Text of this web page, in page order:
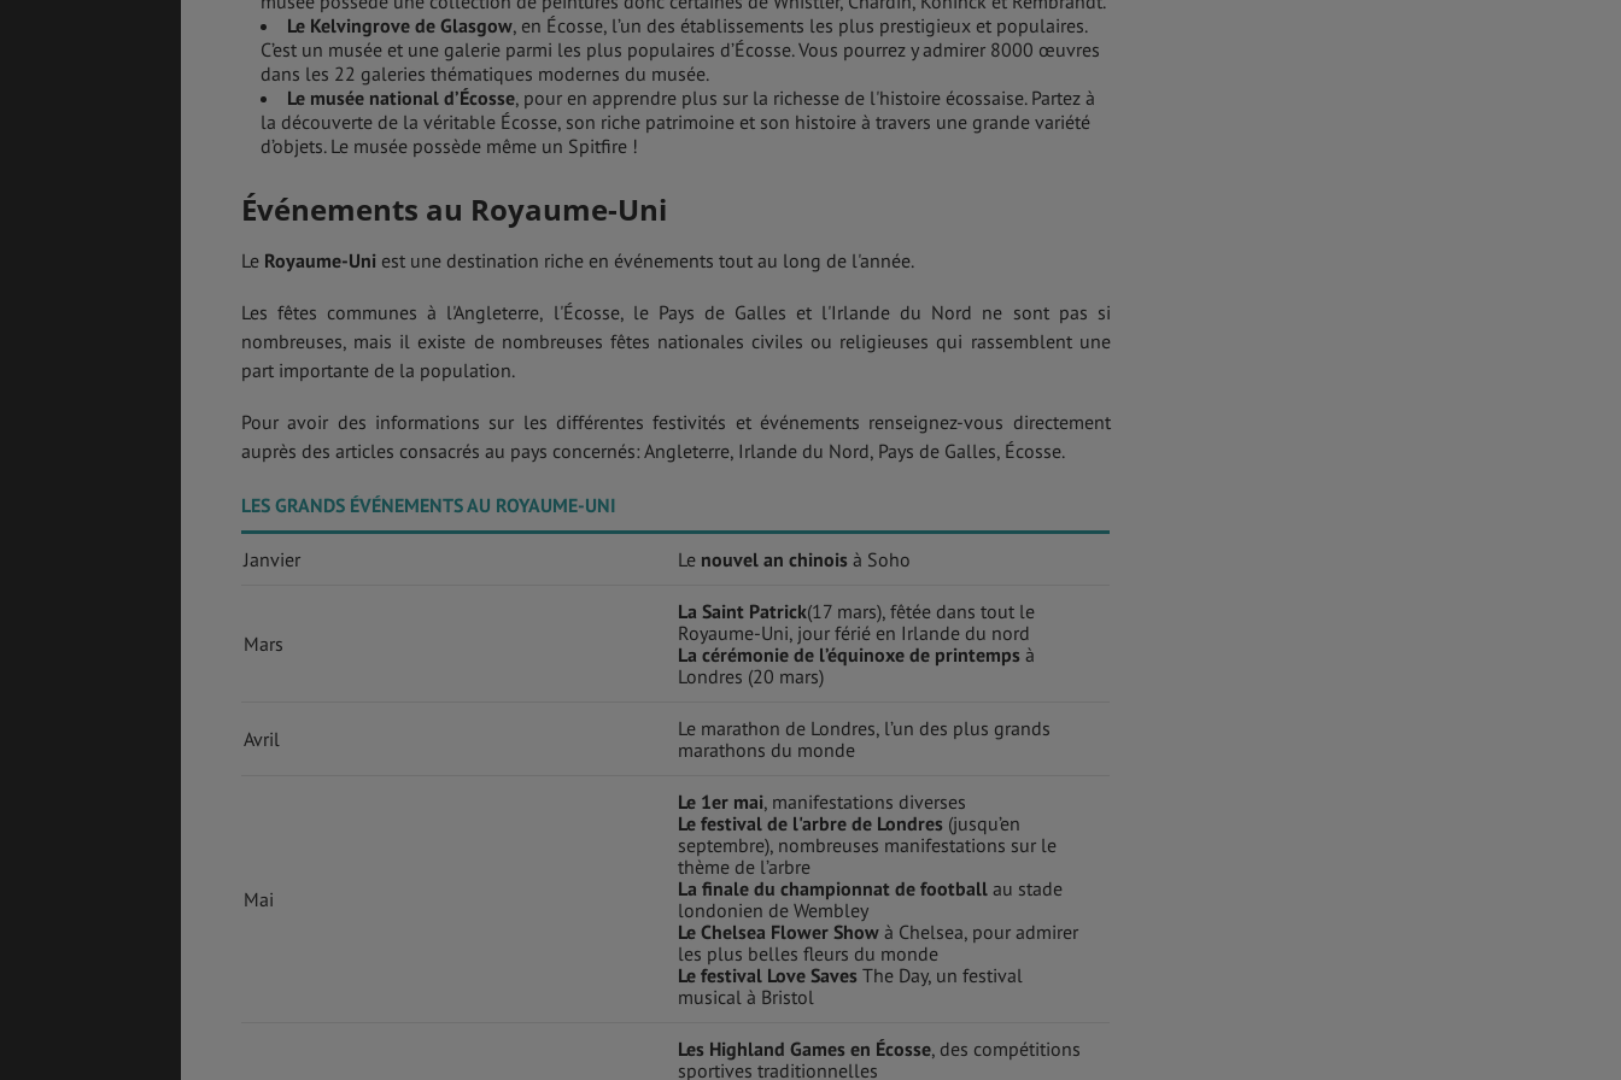
Le Kelvingrove de Glasgow, en Écosse, l’un des établissements les plus prestigieux et populaires.
C’est un musée et une galerie parmi les plus populaires d’Écosse. Vous pourrez y admirer 8000 œuvres
dans les 22 galeries thématiques modernes du musée.
Le musée national d’Écosse, pour en apprendre plus sur la richesse de l'histoire écossaise. Partez à
la découverte de la véritable Écosse, son riche patrimoine et son histoire à travers une grande variété
d’objets. Le musée possède même un Spitfire !
Événements au Royaume-Uni
Le Royaume-Uni est une destination riche en événements tout au long de l'année.
Les fêtes communes à l'Angleterre, l'Écosse, le Pays de Galles et l'Irlande du Nord ne sont pas si
nombreuses, mais il existe de nombreuses fêtes nationales civiles ou religieuses qui rassemblent une
part importante de la population.
Pour avoir des informations sur les différentes festivités et événements renseignez-vous directement
auprès des articles consacrés au pays concernés: Angleterre, Irlande du Nord, Pays de Galles, Écosse.
LES GRANDS ÉVÉNEMENTS AU ROYAUME-UNI
Janvier Le nouvel an chinoisà Soho
Mars
La Saint Patrick(17 mars), fêtée dans tout le
Royaume-Uni, jour férié en Irlande du nord
La cérémonie de l’équinoxe de printempsà
Londres (20 mars)
Avril
Le marathon de Londres, l’un des plus grands
marathons du monde
Mai
Le 1er mai, manifestations diverses
Le festival de l'arbre de Londres(jusqu’en
septembre), nombreuses manifestations sur le
thème de l’arbre
La finale du championnat de footballau stade
londonien de Wembley
Le Chelsea Flower Showà Chelsea, pour admirer
les plus belles fleurs du monde
Le festival Love SavesThe Day, un festival
musical à Bristol
Les Highland Games en Écosse, des compétitions
sportives traditionnelles